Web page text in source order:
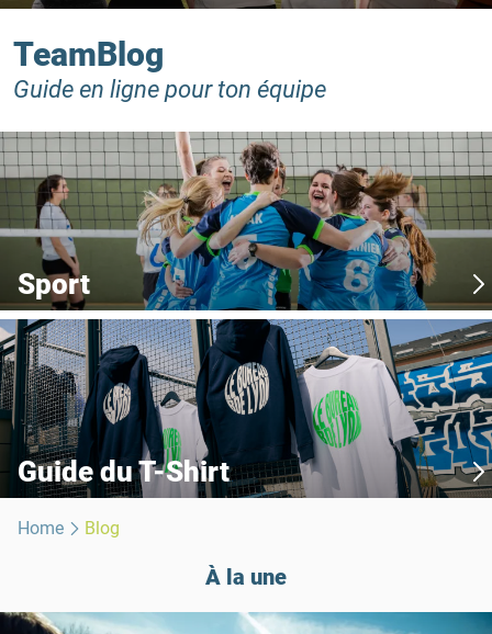
TeamBlog
Guide en ligne pour ton équipe
Sport
Guide du T-Shirt
Home Blog
À la une